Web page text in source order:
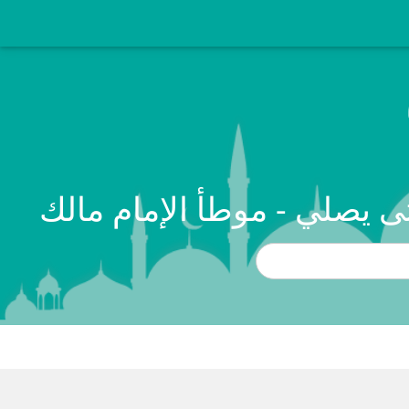
يصلي - موطأ الإمام مالك